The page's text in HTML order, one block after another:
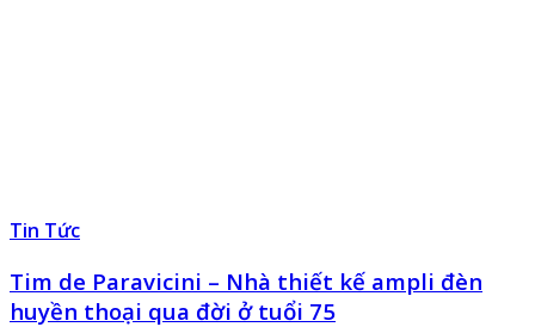
Tin Tức
Tim de Paravicini – Nhà thiết kế ampli đèn
huyền thoại qua đời ở tuổi 75